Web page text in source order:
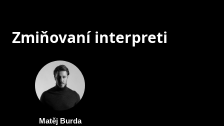
Zmiňovaní interpreti
Matěj Burda